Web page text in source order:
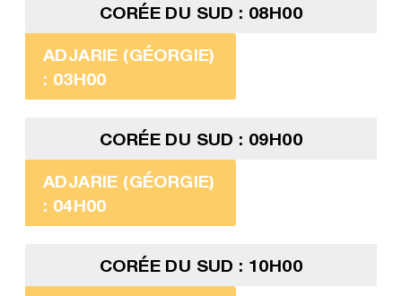
CORÉE DU SUD : 08H00
ADJARIE (GÉORGIE)
: 03H00
CORÉE DU SUD : 09H00
ADJARIE (GÉORGIE)
: 04H00
CORÉE DU SUD : 10H00